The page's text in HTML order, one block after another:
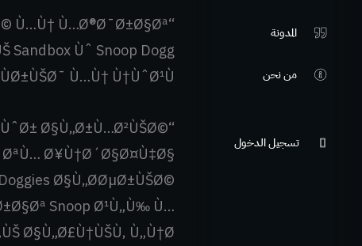
المدونة
من نحن
تسجيل الدخول
Ù…Ù† Ù…Ø®Ø¯Ø±Ø§Øª
Sandbox Ùˆ Snoop Dogg
Ù…Ù† Ù†ÙˆØ¹Ù‡.
Ø§Ù„Ø±Ù…Ø²ÙŠØ©
ØªÙ… Ø¥Ù†Ø´Ø§Ø¤Ù‡Ø§
Ø§Ù„Ø­ØµØ±ÙŠØ©
Snoop Ø¹Ù„Ù‰ Ù…
Ø§Ù„Ø£Ù†ÙŠÙ‚ Ù„Ù†Ø